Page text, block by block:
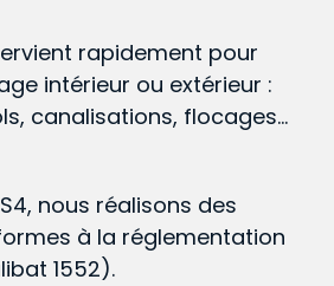
rapidement pour
intérieur ou extérieur :
canalisations, flocages…
nous réalisons des
à la réglementation
1552).